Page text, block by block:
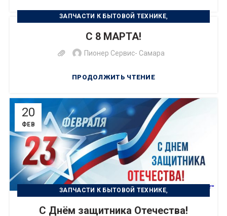
ЗАПЧАСТИ К БЫТОВОЙ ТЕХНИКЕ,
РЕМОНТ ЦИФРОВОЙ ТЕХНИКИ
С 8 МАРТА!
Пионер Сервис- Самара
ПРОДОЛЖИТЬ ЧТЕНИЕ
20
ФЕВ
ЗАПЧАСТИ К БЫТОВОЙ ТЕХНИКЕ,
С Днём защитника Отечества!